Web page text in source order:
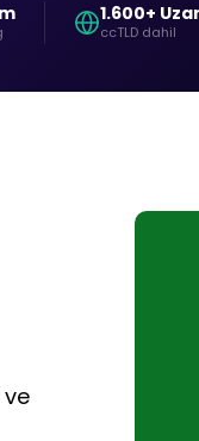
1.600+
ccTLD dahil